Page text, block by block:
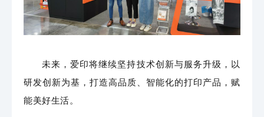
未来，爱印将继续坚持技术创新与服务升级，以
研发创新为基，打造高品质、智能化的打印产品，赋
能美好生活。